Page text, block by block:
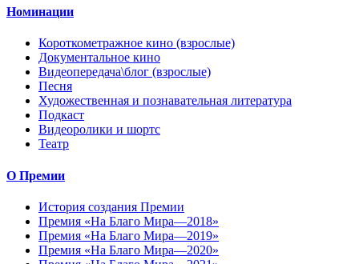
Номинации
Короткометражное кино (взрослые)
Документальное кино
Видеопередача\блог (взрослые)
Песня
Художественная и познавательная литература
Подкаст
Видеоролики и шортс
Театр
О Премии
История создания Премии
Премия «На Благо Мира—2018»
Премия «На Благо Мира—2019»
Премия «На Благо Мира—2020»